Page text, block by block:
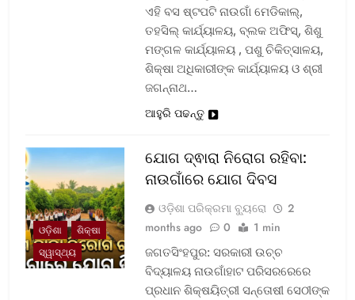
ଏହି ବସ ଷ୍ଟପଟି ନାଉଗାଁ ମେଡିକାଲ୍‌,
ତହସିଲ୍‌ କାର୍ଯ୍ୟାଳୟ, ବ୍ଲକ ଅଫିସ୍‌, ଶିଶୁ
ମଙ୍ଗଳ କାର୍ଯ୍ୟାଳୟ , ପଶୁ ଚିକିତ୍ସାଳୟ,
ଶିକ୍ଷା ଅଧିକାରୀଙ୍କ କାର୍ଯ୍ୟାଳୟ ଓ ଶ୍ରୀ
ଜଗନ୍ନାଥ…
ଆହୁରି ପଢନ୍ତୁ
ଓଡ଼ିଶା
ଶିକ୍ଷା
ସ୍ୱାସ୍ଥ୍ୟ
ଯୋଗ ଦ୍ଵାରା ନିରୋଗ ରହିବା:
ନାଉଗାଁରେ ଯୋଗ ଦିବସ
ଓଡ଼ିଶା ପରିକ୍ରମା ବ୍ୟୁରୋ
2
months ago
0 1 min
ଜଗତସିଂହପୁର: ସରକାରୀ ଉଚ୍ଚ
ବିଦ୍ୟାଳୟ ନାଉଗାଁହାଟ ପରିସରରେରେ
ପ୍ରଧାନ ଶିକ୍ଷୟିତ୍ରୀ ସନ୍ତୋଷୀ ସେଠୀଙ୍କ